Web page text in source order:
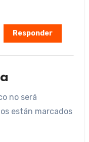
Responder
no será
están marcados